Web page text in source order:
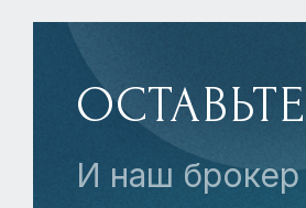
2 Этаж 3 комнаты
И наш